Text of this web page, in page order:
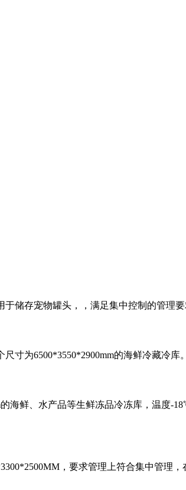
储存宠物罐头，，满足集中控制的管理要
寸为6500*3550*2900mm的海鲜冷藏冷库。
海鲜、水产品等生鲜冻品冷冻库，温度-
，要求管理上符合集中管理